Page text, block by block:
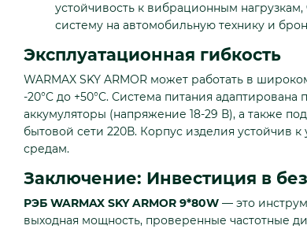
устойчивость к вибрационным нагрузкам,
систему на автомобильную технику и
Эксплуатационная гибкость
WARMAX SKY ARMOR может работать в
-20°C до +50°C. Система питания
аккумуляторы (напряжение 18-29 В), а также
бытовой сети 220В. Корпус изделия устойчив
средам.
Заключение: Инвестиция в
РЭБ WARMAX SKY ARMOR 9*80W — это
выходная мощность, проверенные частотные